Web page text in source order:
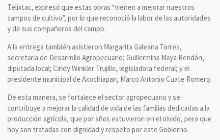
Telixtac, expresó que estas obras “vienen a mejorar nuestros
campos de cultivo”, por lo que reconoció la labor de las autoridades
y de sus compañeros del campo.
A la entrega también asistieron Margarita Galeana Torres,
secretaria de Desarrollo Agropecuario; Guillermina Maya Rendón,
diputada local; Cindy Winkler Trujillo, legisladora federal; y el
presidente municipal de Axochiapan, Marco Antonio Cuate Romero.
De esta manera, se fortalece el sector agropecuario y se
contribuye a mejorar la calidad de vida de las familias dedicadas a la
producción agrícola, que por años estuvieron en el olvido, pero que
hoy son tratadas con dignidad y respeto por este Gobierno.